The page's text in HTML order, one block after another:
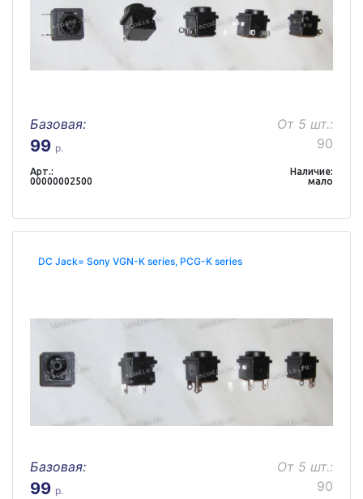
Базовая:
99 р.
От 5 шт.:
90
Арт.:
00000002500
Наличие:
мало
DC Jack= Sony VGN-K series, PCG-K series
Базовая:
99 р.
От 5 шт.:
90